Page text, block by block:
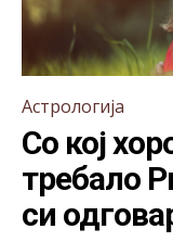
Астрологија
Со кој
требало
си